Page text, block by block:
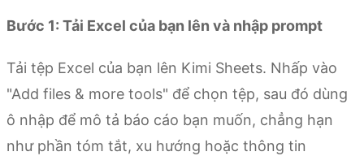
Bước 1: Tải Excel của bạn lên và nhập prompt
Tải tệp Excel của bạn lên Kimi Sheets. Nhấp vào
"Add files & more tools" để chọn tệp, sau đó dùng
ô nhập để mô tả báo cáo bạn muốn, chẳng hạn
như phần tóm tắt, xu hướng hoặc thông tin